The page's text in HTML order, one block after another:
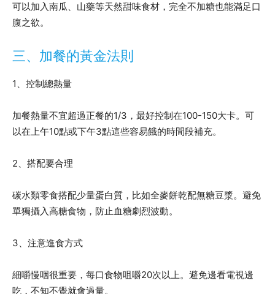
可以加入南瓜、山藥等天然甜味食材，完全不加糖也能滿足口
腹之欲。
三、加餐的黃金法則
1、控制總熱量
加餐熱量不宜超過正餐的1/3，最好控制在100-150大卡。可
以在上午10點或下午3點這些容易餓的時間段補充。
2、搭配要合理
碳水類零食搭配少量蛋白質，比如全麥餅乾配無糖豆漿。避免
單獨攝入高糖食物，防止血糖劇烈波動。
3、注意進食方式
細嚼慢咽很重要，每口食物咀嚼20次以上。避免邊看電視邊
吃，不知不覺就會過量。